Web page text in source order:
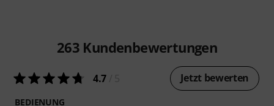
263 Kundenbewertungen
4.7 Jetzt bewerten
BEDIENUNG